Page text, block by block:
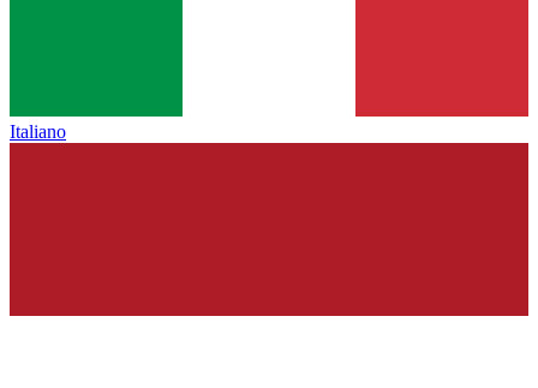
Italiano